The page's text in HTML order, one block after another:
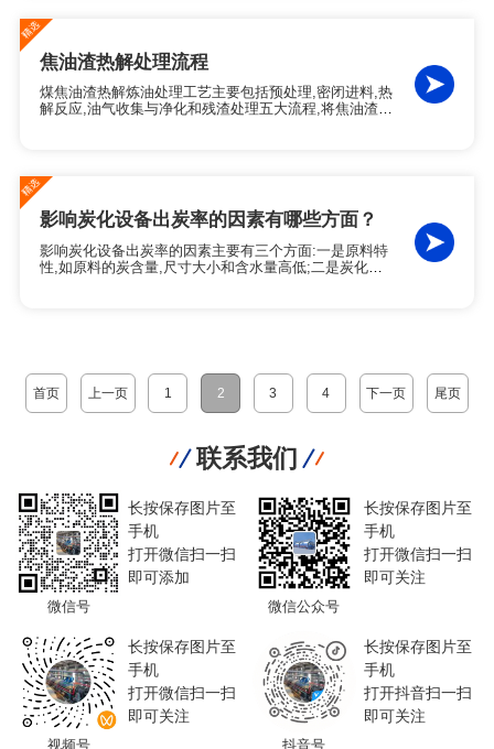
焦油渣热解处理流程
煤焦油渣热解炼油处理工艺主要包括预处理,密闭进料,热
解反应,油气收集与净化和残渣处理五大流程,将焦油渣中
影响炭化设备出炭率的因素有哪些方面？
影响炭化设备出炭率的因素主要有三个方面:一是原料特
性,如原料的炭含量,尺寸大小和含水量高低;二是炭化工
首页 上一页 1 2 3 4 下一页 尾页
联系我们
微信号
长按保存图片至
手机
打开微信扫一扫
即可添加
微信公众号
长按保存图片至
手机
打开微信扫一扫
即可关注
视频号
长按保存图片至
手机
打开微信扫一扫
即可关注
抖音号
长按保存图片至
手机
打开抖音扫一扫
即可关注